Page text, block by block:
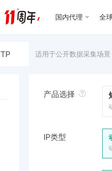
国内代理 全
适用于公开数据采集场